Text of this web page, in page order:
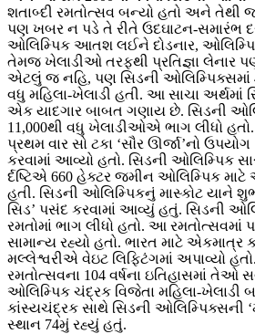
શતાબ્દી રમતોત્સવ બન્યો હતો અને તેથી
પણ ખબર ન પડે તે રીતે ઉદઘાટન-સમારંભ
ઓલિમ્પિક આતશ લઈને દોડનાર,
તેમજ ખેલાડીઓ તરફથી પ્રતિજ્ઞા લેનાર
એટલું જ નહિ, પણ સિડની ઓલિમ્પિક્સમાં
વધુ મહિલા-ખેલાડી હતી. આ સાચા અર્થમાં
એક યાદગાર બાબત ગણાય છે. સિડની
11,000થી વધુ ખેલાડીઓએ ભાગ લીધો
પ્રથમ વાર સો ટકા ‘સૌર ઊર્જા’નો
કરવામાં આવ્યો હતો. સિડની ઓલિમ્પિક
ર્દષ્ટિએ 660 હેક્ટર જમીન ઓલિમ્પિક
હતી. સિડની ઓલિમ્પિકનું માસ્કોટ યાને
સિડ’ પસંદ કરવામાં આવ્યું હતું. સિડની
રમતોમાં ભાગ લીધો હતો. આ રમતોત્સવમાં
સામાન્ય રહ્યો હતો. ભારત માટે એકમાત્ર
મલ્લેશ્વરીએ વેઇટ લિફ્ટિંગમાં અપાવ્યો
રમતોત્સવના 104 વર્ષના ઇતિહાસમાં તેઓ
ઓલિમ્પિક ચંદ્રક વિજેતા મહિલા-ખેલાડી
કાંસ્યચંદ્રક સાથે સિડની ઓલિમ્પિક્સની
સ્થાન 74મું રહ્યું હતું.